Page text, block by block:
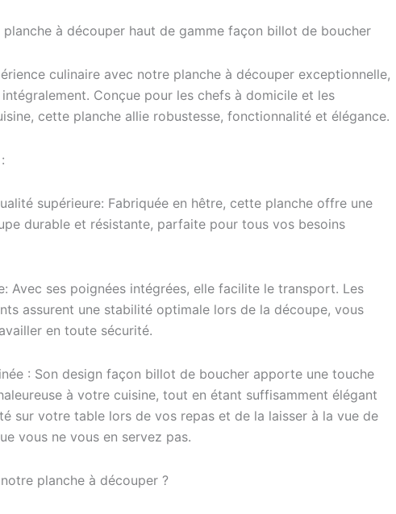
à découper haut de gamme façon billot de boucher
culinaire avec notre planche à découper exceptionnelle,
Conçue pour les chefs à domicile et les
cette planche allie robustesse, fonctionnalité et élégance.
supérieure: Fabriquée en hêtre, cette planche offre une
durable et résistante, parfaite pour tous vos besoins
Avec ses poignées intégrées, elle facilite le transport. Les
assurent une stabilité optimale lors de la découpe, vous
en toute sécurité.
: Son design façon billot de boucher apporte une touche
à votre cuisine, tout en étant suffisamment élégant
sur votre table lors de vos repas et de la laisser à la vue de
vous ne vous en servez pas.
planche à découper ?